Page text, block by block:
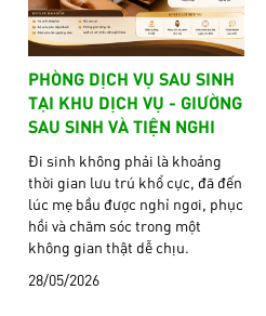
PHÒNG DỊCH VỤ SAU SINH
TẠI KHU DỊCH VỤ - GIƯỜNG
SAU SINH VÀ TIỆN NGHI
Đi sinh không phải là khoảng
thời gian lưu trú khổ cực, đã đến
lúc mẹ bầu được nghỉ ngơi, phục
hồi và chăm sóc trong một
không gian thật dễ chịu.
28/05/2026